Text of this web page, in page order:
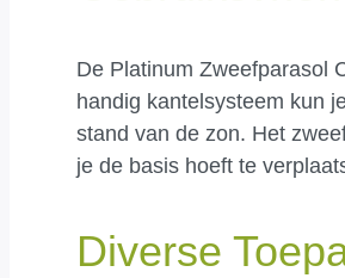
De Platinum Zweefparasol
handig kantelsysteem kun
stand van de zon. Het
je de basis hoeft te
Diverse